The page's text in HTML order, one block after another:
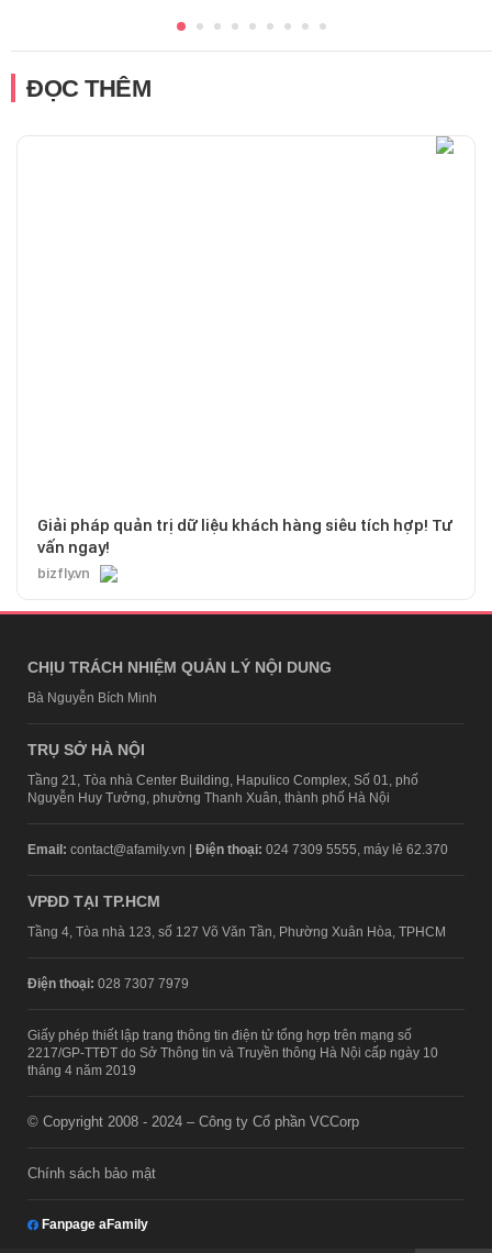
ĐỌC THÊM
Giải pháp quản trị dữ liệu khách hàng siêu tích hợp! Tư
vấn ngay!
bizfly.vn
CHỊU TRÁCH NHIỆM QUẢN LÝ NỘI DUNG
Bà Nguyễn Bích Minh
TRỤ SỞ HÀ NỘI
Tầng 21, Tòa nhà Center Building, Hapulico Complex, Số 01, phố
Nguyễn Huy Tưởng, phường Thanh Xuân, thành phố Hà Nội
Email: contact@afamily.vn | Điện thoại: 024 7309 5555, máy lẻ 62.370
VPĐD TẠI TP.HCM
Tầng 4, Tòa nhà 123, số 127 Võ Văn Tần, Phường Xuân Hòa, TPHCM
Điện thoại: 028 7307 7979
Giấy phép thiết lập trang thông tin điện tử tổng hợp trên mạng số
2217/GP-TTĐT do Sở Thông tin và Truyền thông Hà Nội cấp ngày 10
tháng 4 năm 2019
© Copyright 2008 - 2024 – Công ty Cổ phần VCCorp
Chính sách bảo mật
Fanpage aFamily